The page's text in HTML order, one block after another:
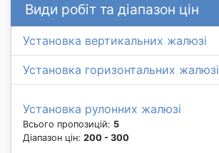
Види робіт та діапазон цін
Установка вертикальних жалюзі
Установка горизонтальних жалюзі
Установка рулонних жалюзі
Всього пропозицій: 5
Діапазон цін: 200 - 300